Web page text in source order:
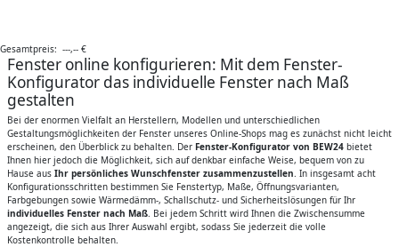
Gesamtpreis: ---,-- €
Fenster online konfigurieren: Mit dem Fenster-
Konfigurator das individuelle Fenster nach Maß
gestalten
Bei der enormen Vielfalt an Herstellern, Modellen und unterschiedlichen
Gestaltungsmöglichkeiten der Fenster unseres Online-Shops mag es zunächst nicht leicht
erscheinen, den Überblick zu behalten. Der Fenster-Konfigurator von BEW24bietet
Ihnen hier jedoch die Möglichkeit, sich auf denkbar einfache Weise, bequem von zu
Hause aus Ihr persönliches Wunschfenster zusammenzustellen. In insgesamt acht
Konfigurationsschritten bestimmen Sie Fenstertyp, Maße, Öffnungsvarianten,
Farbgebungen sowie Wärmedämm-, Schallschutz- und Sicherheitslösungen für Ihr
individuelles Fenster nach Maß. Bei jedem Schritt wird Ihnen die Zwischensumme
angezeigt, die sich aus Ihrer Auswahl ergibt, sodass Sie jederzeit die volle
Kostenkontrolle behalten.